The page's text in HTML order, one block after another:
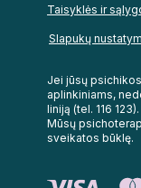
Taisyklės ir
Slapukų
Jei jūsų
aplinkiniams,
liniją (tel. 116 123).
Mūsų
sveikatos būklę.